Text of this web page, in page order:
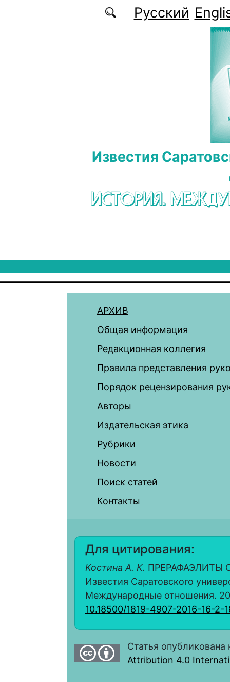
Перейти к основному содержаниюРусский
Известия
ИСТОРИЯ.
АРХИВ
Общая информация
Редакционная коллегия
Правила представления
Порядок рецензирования
Авторы
Издательская этика
Рубрики
Новости
Поиск статей
Контакты
Для цитирования:
Костина А. К. ПРЕРАФАЭЛИТЫ
Известия Саратовского
Международные отношения.
10.18500/1819-4907-2016-16-2-
Статья
Attribution 4.0